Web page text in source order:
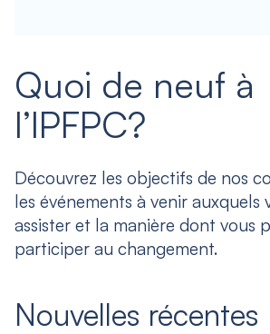
Quoi de neuf à
l’IPFPC?
Découvrez les objectifs de nos
les événements à venir auxquels
assister et la manière dont vous
participer au changement.
Nouvelles récentes